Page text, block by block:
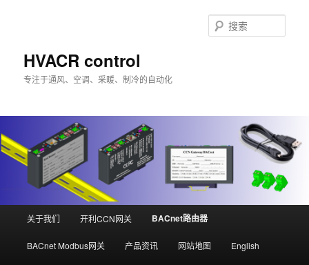
HVACR control
专注于通风、空调、采暖、制冷的自动化
索
关于我们 开利CCN网关 BACnet路由器
BACnet Modbus网关 产品资讯 网站地图 English